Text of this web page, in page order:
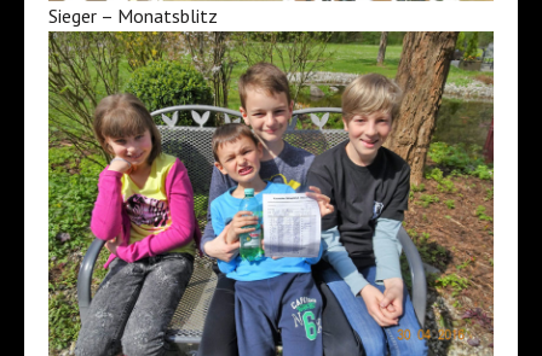
Sieger – Monatsblitz